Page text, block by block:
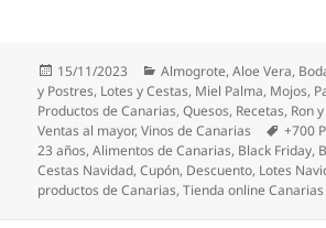
Publicado
el
15/11/2023 Categorías
Almogrote,Aloe Vera,
y Postres, Lotes y Cestas, Miel Palma, Mojos,
Productos de Canarias,Quesos, Recetas, Ron
Ventas al mayor,Vinos de Canarias +700
23 años,Alimentos de Canarias, Black Friday,
Cestas Navidad,Cupón, Descuento, Lotes
productos de Canarias,Tienda online Canarias